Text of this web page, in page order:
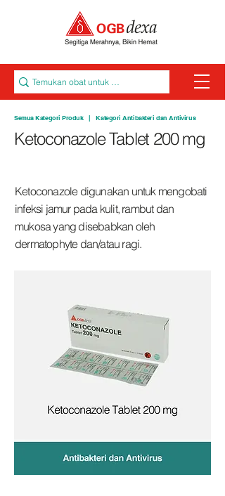
Semua Kategori Produk |Kategori Antibakteri dan Antivirus
Ketoconazole Tablet 200 mg
Ketoconazole digunakan untuk mengobati
infeksi jamur pada kulit, rambut dan
mukosa yang disebabkan oleh
dermatophyte dan/atau ragi.